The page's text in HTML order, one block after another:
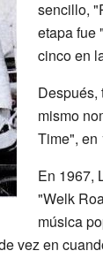
sencillo,
etapa fue
cinco en
Después,
mismo
Time", en
En 1967,
"Welk
música
vez en